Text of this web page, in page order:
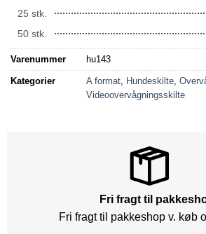
25 stk.
50 stk.
Varenummer hu143
Kategorier A format, Hundeskilte,
Videoovervågningsskilte
Fri fragt til
Fri fragt til pakkeshop v. køb